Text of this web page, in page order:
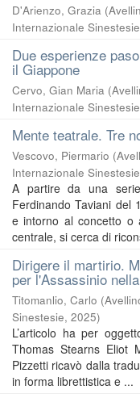
D'Arienzo, Grazia (
Internazionale Sinestesie
Due esperienze
il Giappone
Cervo, Gian Maria (
Internazionale Sinestesie
Mente teatrale. Tre
Vescovo, Piermario (
Internazionale Sinestesie
A partire da una
Ferdinando Taviani del
e intorno al concetto o
centrale, si cerca di
Dirigere il martirio.
per l'Assassinio
Titomanlio, Carlo (
Sinestesie, 2025)
L’articolo ha per
Thomas Stearns Eliot
Pizzetti ricavò dalla
in forma librettistica e ...